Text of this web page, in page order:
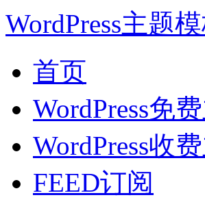
WordPress主题
首页
WordPress免
WordPress收
FEED订阅